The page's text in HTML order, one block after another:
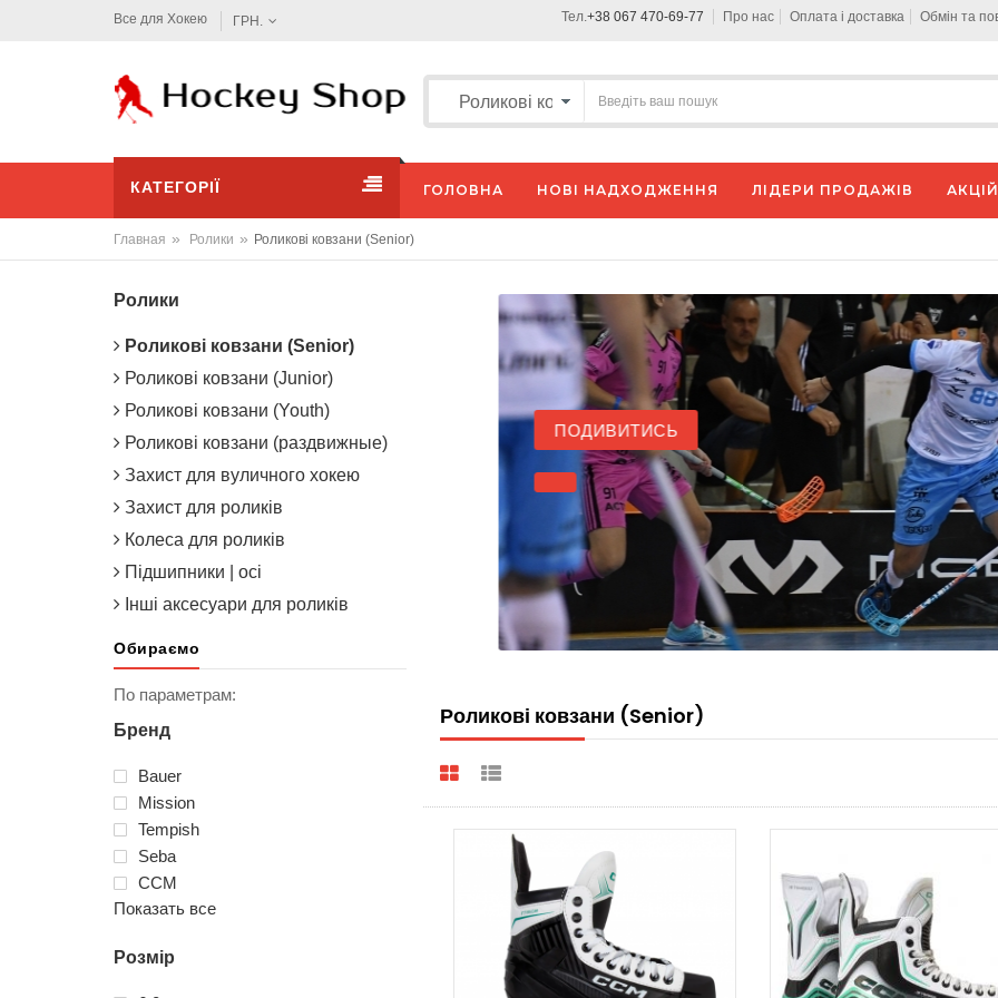
Все для Хокею ГРН. Тел.+38 067 470-69-77 Про нас Оплата і доставка Обмін та
КАТЕГОРІЇ ГОЛОВНА НОВІ НАДХОДЖЕННЯ ЛІДЕРИ ПРОДАЖІВ
Главная » Ролики » Роликові ковзани (Senior)
ПОДИВИТИСЬ
Роликові ковзани (Senior)
Ролики
Роликові ковзани (Senior)
Роликові ковзани (Junior)
Роликові ковзани (Youth)
Роликові ковзани (раздвижные)
Захист для вуличного хокею
Захист для роликів
Колеса для роликів
Підшипники | осі
Інші аксесуари для роликів
Обираємо
По параметрам:
Бренд
Bauer
Mission
Tempish
Seba
ССМ
Показать все
Розмір